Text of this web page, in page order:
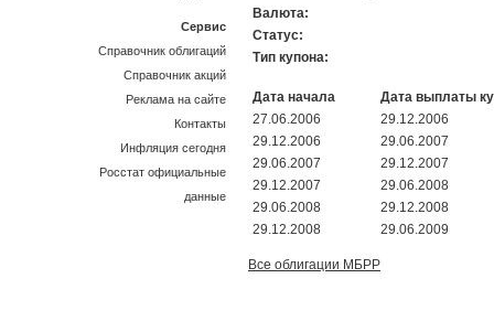
Валюта:
Статус:
Тип купона:
Дата начала
Дата выплаты
27.06.2006
29.12.2006
29.12.2006
29.06.2007
29.06.2007
29.12.2007
29.12.2007
29.06.2008
29.06.2008
29.12.2008
29.12.2008
29.06.2009
Все облигации МБРР
Сервис
Справочник облигаций
Справочник акций
Реклама на сайте
Контакты
Инфляция сегодня
Росстат официальные
данные